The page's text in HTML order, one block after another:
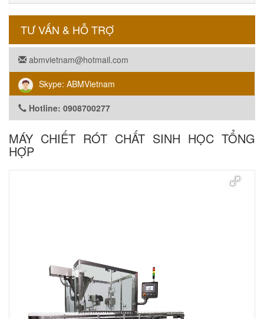
TƯ VẤN & HỖ TRỢ
abmvietnam@hotmail.com
Skype: ABMVietnam
Hotline: 0908700277
MÁY CHIẾT RÓT CHẤT SINH HỌC TỔNG
HỢP